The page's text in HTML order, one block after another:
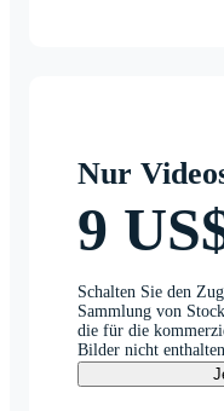
Nur
9
Schalten Sie den
Sammlung von
die für die
Bilder nicht